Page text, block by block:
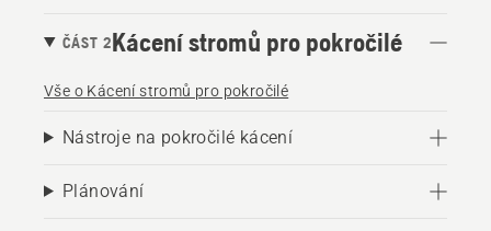
ČÁST 2Kácení stromů pro pokročilé
Vše o Kácení stromů pro pokročilé
Nástroje na pokročilé kácení
Plánování